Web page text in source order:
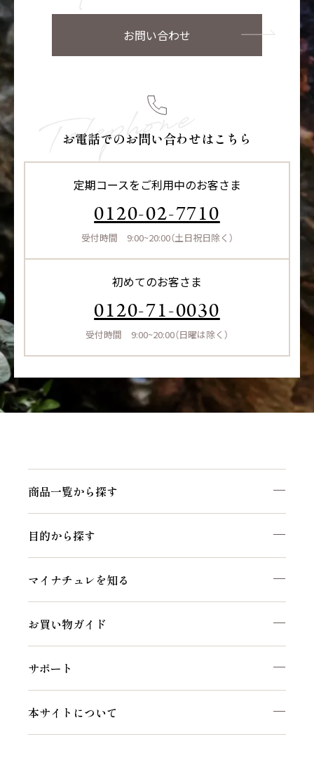
お問い合わせ
お電話でのお問い合わせはこちら
定期コースをご利用中のお客さま
0120-02-7710
受付時間 9:00~20:00（土日祝日除く）
初めてのお客さま
0120-71-0030
受付時間 9:00~20:00（日曜は除く）
商品一覧から探す
目的から探す
マイナチュレを知る
お買い物ガイド
サポート
本サイトについて